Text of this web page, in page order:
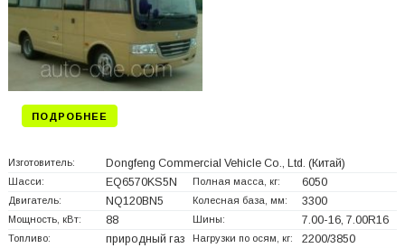
ПОДРОБНЕЕ
Изготовитель: Dongfeng Commercial Vehicle Co., Ltd. (Китай)
Шасси: EQ6570KS5N Полная масса, кг: 6050
Двигатель: NQ120BN5 Колесная база, мм: 3300
Мощность, кВт: 88 Шины: 7.00-16, 7.00R16
Топливо: природный газ Нагрузки по осям, кг: 2200/3850